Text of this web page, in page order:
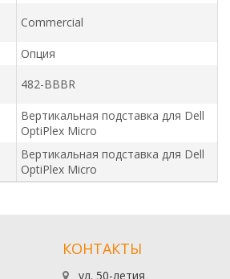
Commercial
Опция
482-BBBR
Вертикальная подставка для Dell
OptiPlex Micro
Вертикальная подставка для Dell
OptiPlex Micro
КОНТАКТЫ
ул. 50-летия